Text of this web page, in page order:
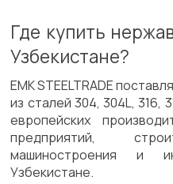
Где купить
Узбекистане?
ЕМК STEELTRADE
из сталей 304, 304L, 316,
европейских
предприятий,
машиностроения и
Узбекистане.